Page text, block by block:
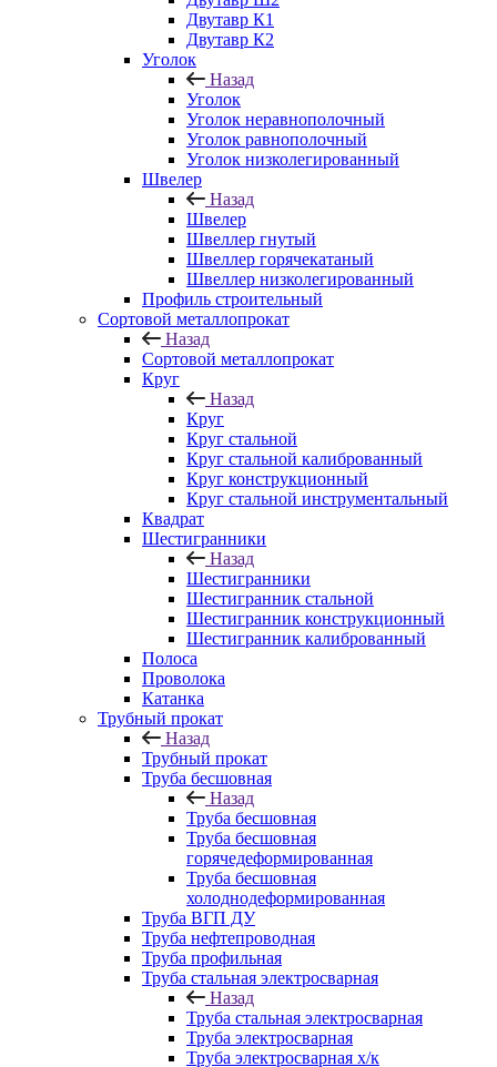
Двутавр К1
Двутавр К2
Уголок
Назад
Уголок
Уголок неравнополочный
Уголок равнополочный
Уголок низколегированный
Швелер
Назад
Швелер
Швеллер гнутый
Швеллер горячекатаный
Швеллер низколегированный
Профиль строительный
Сортовой металлопрокат
Назад
Сортовой металлопрокат
Круг
Назад
Круг
Круг стальной
Круг стальной калиброванный
Круг конструкционный
Круг стальной инструментальный
Квадрат
Шестигранники
Назад
Шестигранники
Шестигранник стальной
Шестигранник конструкционный
Шестигранник калиброванный
Полоса
Проволока
Катанка
Трубный прокат
Назад
Трубный прокат
Труба бесшовная
Назад
Труба бесшовная
Труба бесшовная
горячедеформированная
Труба бесшовная
холоднодеформированная
Труба ВГП ДУ
Труба нефтепроводная
Труба профильная
Труба стальная электросварная
Назад
Труба стальная электросварная
Труба электросварная
Труба электросварная х/к